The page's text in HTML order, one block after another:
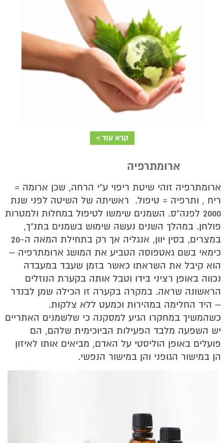
ארומתרפיה זוהי שיטת ריפוי ע"י הרחה, שכן ארומה =
ריח , ותרפיה = טיפול. ראשיתה של השיטה לפני שנת
2000 לפנה"ס. השמנים שימשו לטיפול במחלות ולמטרות
פולחן.במהלך השנים נעשה שימוש בשמנים בתנ"ך,
במצרים, בסין יוון, אנגליה אך רק בתחילת המאה ה-20
כימאי בשם גאטפוסה הטביע את המושג ארומתרפיה –
הוא קיבל את השראתו כאשר בזמן שעבד במעבדה
נכווה באופן רציני בידו וטבל אותה בקערת הנוזלים
הראשונה שראה. במקרה בקערה זו הכילה שמן לבנדר
– היד החלימה במהירות וכמעט ללא צלקות.
כשהמשיך במחקרו הגיע למסקנה כי שלשמנים האתריים
יש השפעה מלבד הפעילות הביוכימית שלהם, הם
פועלים באופן הוליסטי על האדם, מביאים אותו לאיזון
הן במישור הגופני והן במישור הנפשי.
קרא עוד >
ארומתרפיה